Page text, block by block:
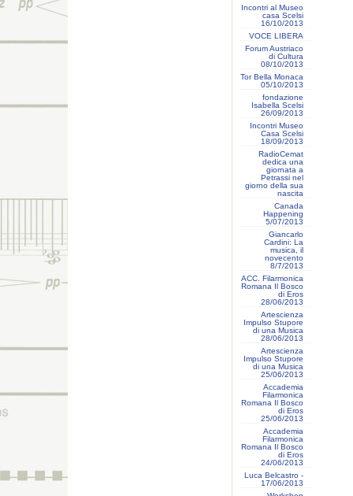
Incontri al Museo
casa Scelsi
16/10/2013
VOCE LIBERA
Forum Austriaco
di Cultura
08/10/2013
Tor Bella Monaca
05/10/2013
fondazione
Isabella Scelsi
26/09/2013
Incontri Museo
Casa Scelsi
18/09/2013
RadioCemat
dedica una
giornata a
Petrassi nel
giorno della sua
nascita
Canada
Happening
5/07/2013
Giancarlo
Cardini: La
musica, il
novecento
8/7/2013
ACC. Filarmonica
Romana Il Bosco
di Eros
28/06/2013
Artescienza
Impulso Stupore
di una Musica
28/06/2013
Artescienza
Impulso Stupore
di una Musica
25/06/2013
Accademia
Filarmonica
Romana Il Bosco
di Eros
25/06/2013
Accademia
Filarmonica
Romana Il Bosco
di Eros
24/06/2013
Luca Belcastro -
17/06/2013